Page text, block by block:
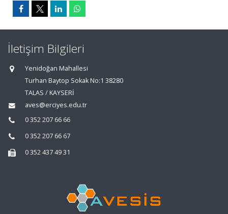
İletişim Bilgileri
Yenidoğan Mahallesi
Turhan Baytop Sokak No:1 38280
TALAS / KAYSERİ
aves@erciyes.edu.tr
0 352 207 66 66
0 352 207 66 67
0 352 437 49 31